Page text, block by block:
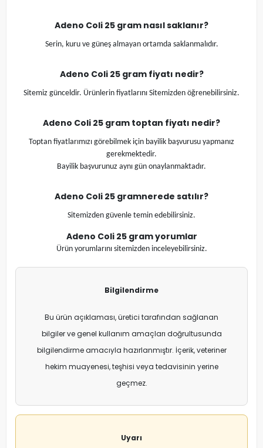
Adeno Coli 25 gram nasıl saklanır?
Serin, kuru ve güneş almayan ortamda saklanmalıdır.
Adeno Coli 25 gramfiyatı nedir?
Sitemiz günceldir. Ürünlerin fiyatlarını Sitemizden öğrenebilirsiniz.
Adeno Coli 25 gram toptan fiyatı nedir?
Toptan fiyatlarımızı görebilmek için bayilik başvurusu yapmanız
gerekmektedir.
Bayilik başvurunuz aynı gün onaylanmaktadır.
Adeno Coli 25 gramnerede satılır?
Sitemizden güvenle temin edebilirsiniz.
Adeno Coli 25 gramyorumlar
Ürün yorumlarını sitemizden inceleyebilirsiniz.
Bilgilendirme
Bu ürün açıklaması, üretici tarafından sağlanan
bilgiler ve genel kullanım amaçları doğrultusunda
bilgilendirme amacıyla hazırlanmıştır. İçerik, veteriner
hekim muayenesi, teşhisi veya tedavisinin yerine
geçmez.
Uyarı